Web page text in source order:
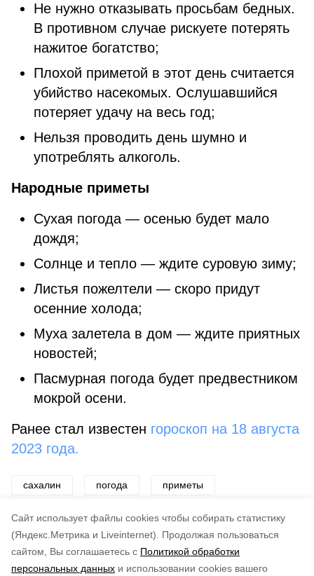
Cайт использует файлы cookies чтобы собирать статистику
(Яндекс.Метрика и Liveinternet).
Продолжая пользоваться
сайтом, Вы соглашаетесь с Политикой обработки
персональных данных и использовании cookies вашего
Подписывайтесь на наш Telegram
канал
Не нужно отказывать просьбам бедных.
В противном случае рискуете потерять
нажитое богатство;
Плохой приметой в этот день считается
убийство насекомых. Ослушавшийся
потеряет удачу на весь год;
Нельзя проводить день шумно и
употреблять алкоголь.
Народные приметы
Сухая погода — осенью будет мало
дождя;
Солнце и тепло — ждите суровую зиму;
Листья пожелтели — скоро придут
осенние холода;
Муха залетела в дом — ждите приятных
новостей;
Пасмурная погода будет предвестником
мокрой осени.
Ранее стал известен гороскоп на 18 августа
2023 года.
сахалин погода приметы
народные приметы запреты традиции